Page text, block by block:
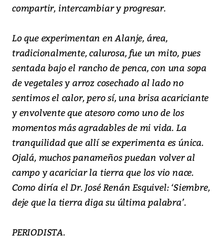
compartir, intercambiar y progresar.
Lo que experimentan en Alanje, área,
tradicionalmente, calurosa, fue un mito, pues
sentada bajo el rancho de penca, con una sopa
de vegetales y arroz cosechado al lado no
sentimos el calor, pero sí, una brisa acariciante
y envolvente que atesoro como uno de los
momentos más agradables de mi vida. La
tranquilidad que allí se experimenta es única.
Ojalá, muchos panameños puedan volver al
campo y acariciar la tierra que los vio nace.
Como diría el Dr. José Renán Esquivel: ‘Siembre,
deje que la tierra diga su última palabra’.
PERIODISTA.